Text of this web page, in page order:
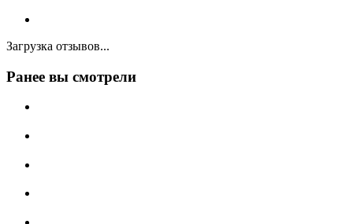
Загрузка отзывов...
Ранее вы смотрели